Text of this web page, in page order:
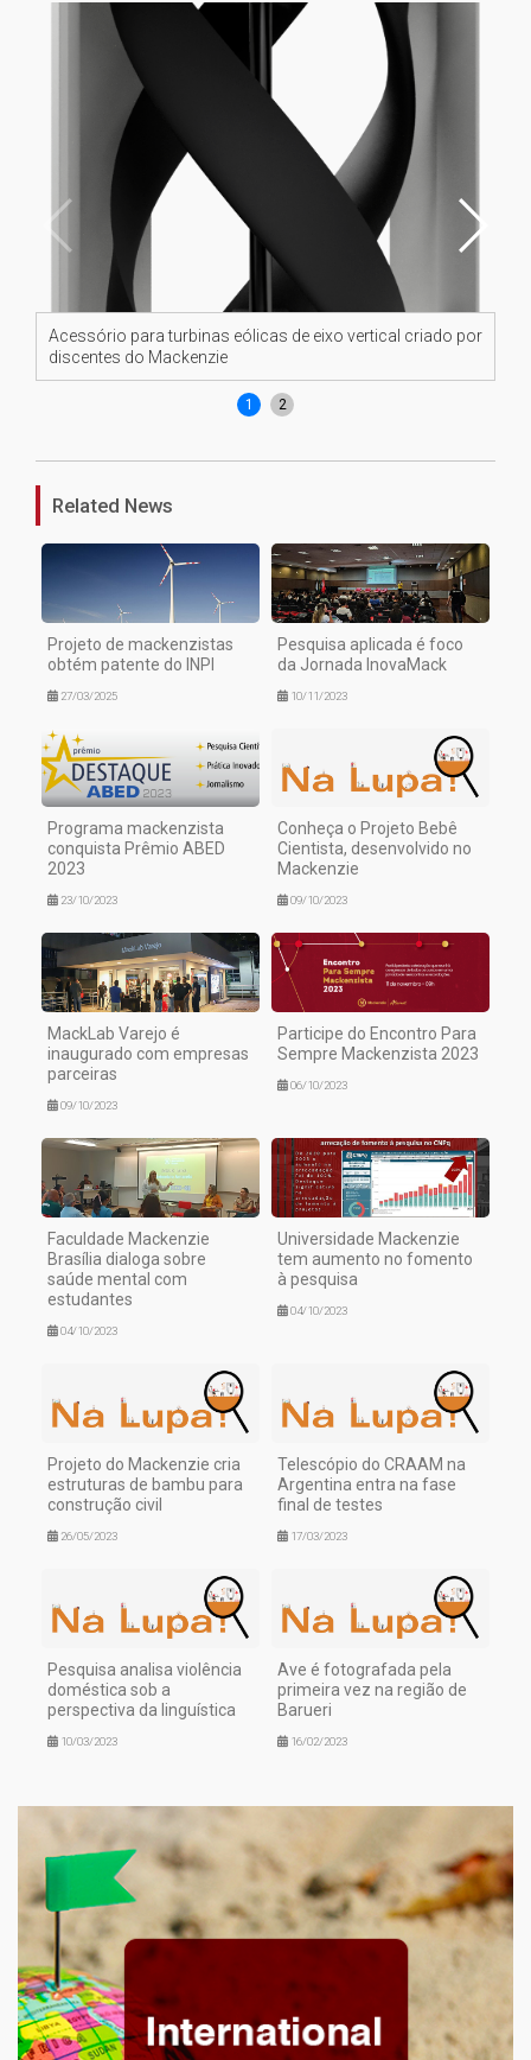
Acessório para turbinas eólicas de eixo vertical criado por
discentes do Mackenzie
1 2
Related News
Projeto de mackenzistas
obtém patente do INPI
27/03/2025
Pesquisa aplicada é foco
da Jornada InovaMack
10/11/2023
Programa mackenzista
conquista Prêmio ABED
2023
23/10/2023
Conheça o Projeto Bebê
Cientista, desenvolvido no
Mackenzie
09/10/2023
MackLab Varejo é
inaugurado com empresas
parceiras
09/10/2023
Participe do Encontro Para
Sempre Mackenzista 2023
06/10/2023
Faculdade Mackenzie
Brasília dialoga sobre
saúde mental com
estudantes
04/10/2023
Universidade Mackenzie
tem aumento no fomento
à pesquisa
04/10/2023
Projeto do Mackenzie cria
estruturas de bambu para
construção civil
26/05/2023
Telescópio do CRAAM na
Argentina entra na fase
final de testes
17/03/2023
Pesquisa analisa violência
doméstica sob a
perspectiva da linguística
10/03/2023
Ave é fotografada pela
primeira vez na região de
Barueri
16/02/2023